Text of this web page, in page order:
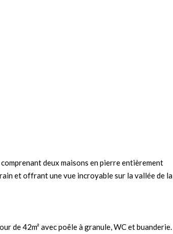
deux maisons en pierre entièrement
et offrant une vue incroyable sur la vallée de la
de 42m² avec poêle à granule, WC et buanderie.